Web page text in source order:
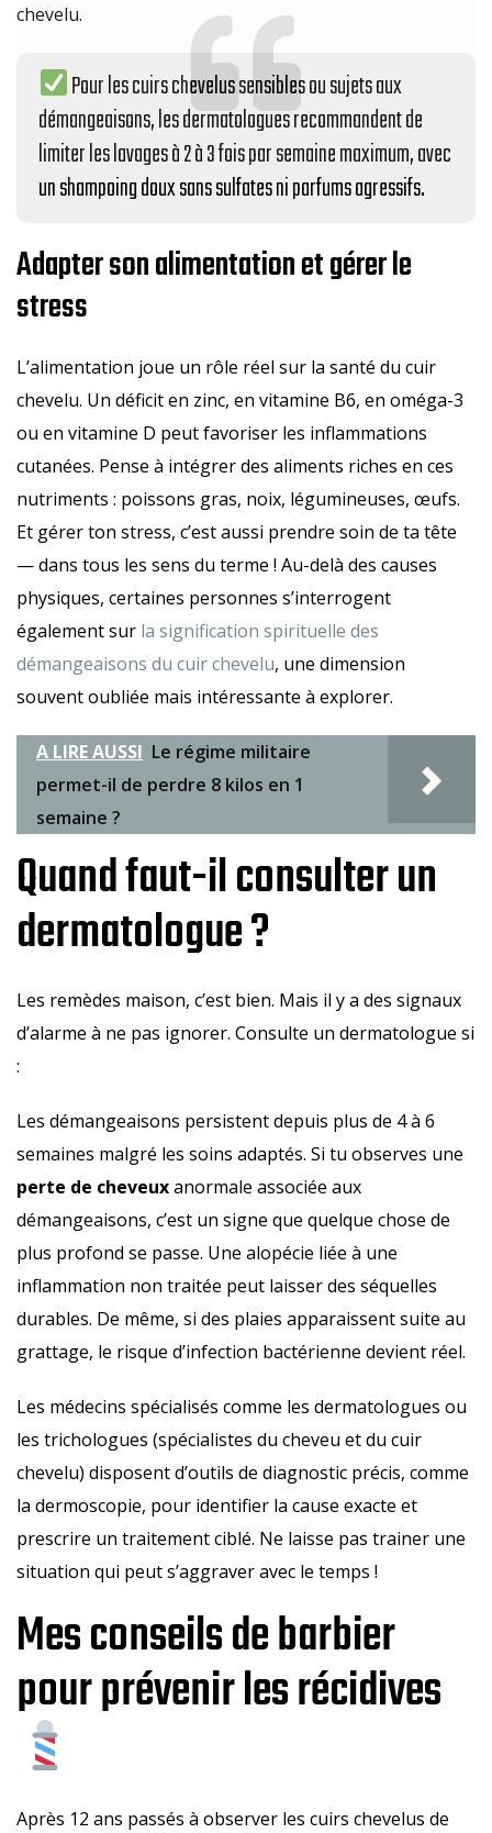
chevelu.
Pour les cuirs chevelus sensibles ou sujets aux
démangeaisons, les dermatologues recommandent de
limiter les lavages à 2 à 3 fois par semaine maximum, avec
un shampoing doux sans sulfates ni parfums agressifs.
Adapter son alimentation et gérer le
stress
L’alimentation joue un rôle réel sur la santé du cuir
chevelu. Un déficit en zinc, en vitamine B6, en oméga-3
ou en vitamine D peut favoriser les inflammations
cutanées. Pense à intégrer des aliments riches en ces
nutriments : poissons gras, noix, légumineuses, œufs.
Et gérer ton stress, c’est aussi prendre soin de ta tête
— dans tous les sens du terme ! Au-delà des causes
physiques, certaines personnes s’interrogent
également sur la signification spirituelle des
démangeaisons du cuir chevelu, une dimension
souvent oubliée mais intéressante à explorer.
A LIRE AUSSI Le régime militaire
permet-il de perdre 8 kilos en 1
semaine ?
Quand faut-il consulter un
dermatologue ?
Les remèdes maison, c’est bien. Mais il y a des signaux
d’alarme à ne pas ignorer. Consulte un dermatologue si
:
Les démangeaisons persistent depuis plus de 4 à 6
semaines malgré les soins adaptés. Si tu observes une
perte de cheveuxanormale associée aux
démangeaisons, c’est un signe que quelque chose de
plus profond se passe. Une alopécie liée à une
inflammation non traitée peut laisser des séquelles
durables. De même, si des plaies apparaissent suite au
grattage, le risque d’infection bactérienne devient réel.
Les médecins spécialisés comme les dermatologues ou
les trichologues (spécialistes du cheveu et du cuir
chevelu) disposent d’outils de diagnostic précis, comme
la dermoscopie, pour identifier la cause exacte et
prescrire un traitement ciblé. Ne laisse pas trainer une
situation qui peut s’aggraver avec le temps !
Mes conseils de barbier
pour prévenir les récidives
Après 12 ans passés à observer les cuirs chevelus de